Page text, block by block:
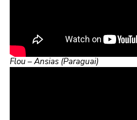
Flou – Ansias (Paraguai)